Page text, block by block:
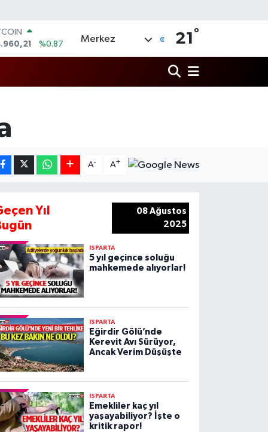
%0.87
ALTIN
%-19
Merkez 21 °
A- A+
Yıl
08 Ağustos
2025
ISPARTA
5 yıl geçince soluğu
mahkemede alıyorlar!
ISPARTA
Eğirdir Gölü’nde
Kerevit Avı Sürüyor,
Ancak Verim Düşüşte
ISPARTA
Emekliler kaç yıl
yaşayabiliyor? İşte o
kritik rapor!